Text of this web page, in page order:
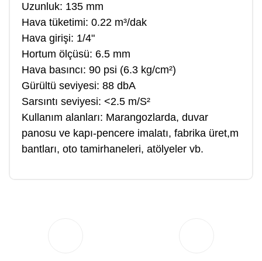
Uzunluk: 135 mm
Hava tüketimi: 0.22 m³/dak
Hava girişi: 1/4"
Hortum ölçüsü: 6.5 mm
Hava basıncı: 90 psi (6.3 kg/cm²)
Gürültü seviyesi: 88 dbA
Sarsıntı seviyesi: <2.5 m/S²
Kullanım alanları: Marangozlarda, duvar
panosu ve kapı-pencere imalatı, fabrika üret,m
bantları, oto tamirhaneleri, atölyeler vb.